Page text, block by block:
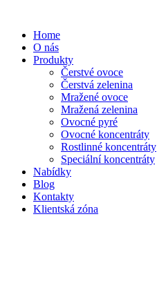
Home
O nás
Produkty
Čerstvé ovoce
Čerstvá zelenina
Mražené ovoce
Mražená zelenina
Ovocné pyré
Ovocné koncentráty
Rostlinné koncentráty
Speciální koncentráty
Nabídky
Blog
Kontakty
Klientská zóna